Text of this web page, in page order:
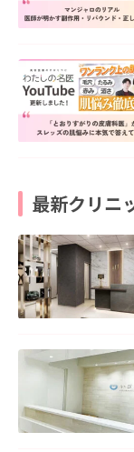
最新クリニ